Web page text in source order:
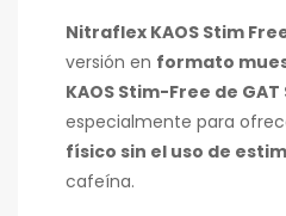
Nitraflex KAOS Stim
versión en formato
KAOS Stim-Free de
especialmente para
físico sin el uso de
cafeína.